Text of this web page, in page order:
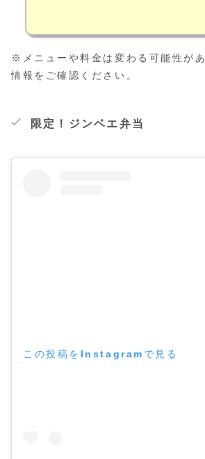
※メニューや料金は変わる可能性が
情報をご確認ください。
限定！ジンベエ弁当
この投稿をInstagramで見る